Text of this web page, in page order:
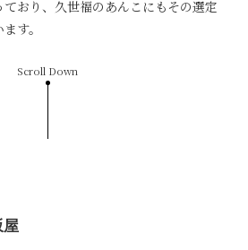
おり、久世福のあんこにもその選定
す。
Scroll Down
屋